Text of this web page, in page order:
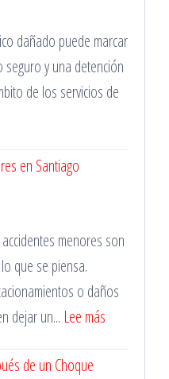
dañado puede marcar
y una detención
de los servicios de
en Santiago
menores son
que se piensa.
o daños
dejar un... Lee más
de un Choque